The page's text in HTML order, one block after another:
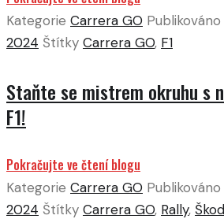
Kategorie Carrera GO Publikováno
2024 Štítky Carrera GO, F1
Staňte se mistrem okruhu s
F1!
Pokračujte ve čtení blogu
Kategorie Carrera GO Publikováno
2024 Štítky Carrera GO, Rally,